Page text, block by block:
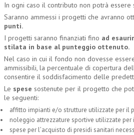
In ogni caso il contributo non potrà essere
Saranno ammessi i progetti che avranno
punti.
I progetti saranno finanziati fino ad
stilata in base al punteggio ottenuto.
Nel caso in cui il fondo non dovesse
ammissibili, la percentuale di copertura
consentire il soddisfacimento delle
Le spese sostenute per il progetto che
le seguenti:
affitto impianti e/o strutture utilizzate per il
noleggio attrezzature sportive utilizzate per
spese per l’acquisto di presidi sanitari